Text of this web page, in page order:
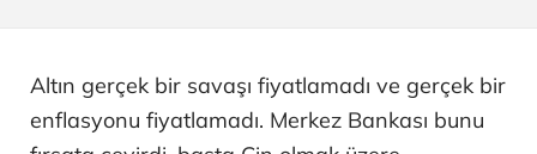
Altın gerçek bir savaşı fiyatlamadı ve gerçek bir
enflasyonu fiyatlamadı. Merkez Bankası bunu